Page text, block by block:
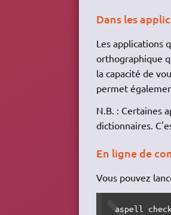
Dans les
Les applications
orthographique
la capacité de
permet
N.B. : Certaines
dictionnaires.
En ligne de
Vous pouvez
aspell